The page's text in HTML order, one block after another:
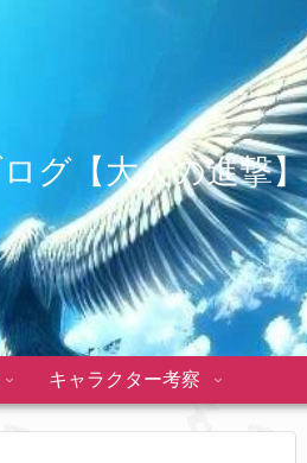
グ【大人の進撃】
キャラクター考察